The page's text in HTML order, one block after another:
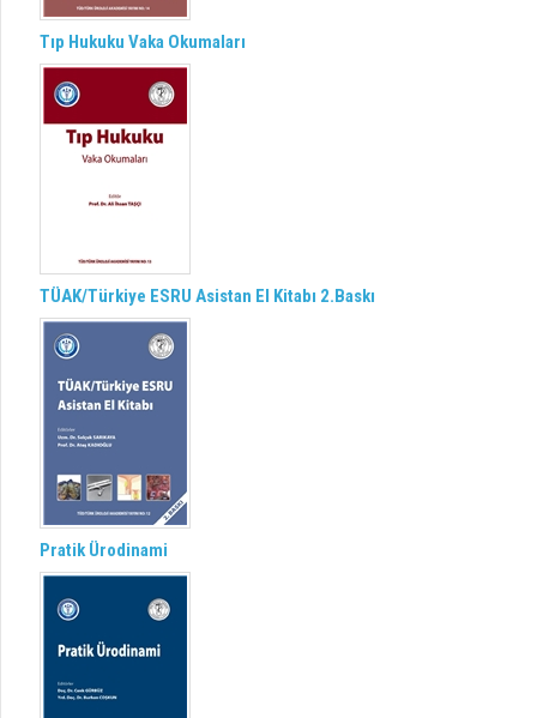
Tıp Hukuku Vaka Okumaları
TÜAK/Türkiye ESRU Asistan El Kitabı 2.Baskı
Pratik Ürodinami